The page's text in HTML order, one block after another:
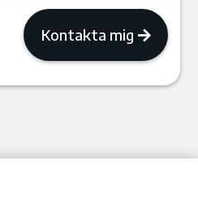
Kontakta mig